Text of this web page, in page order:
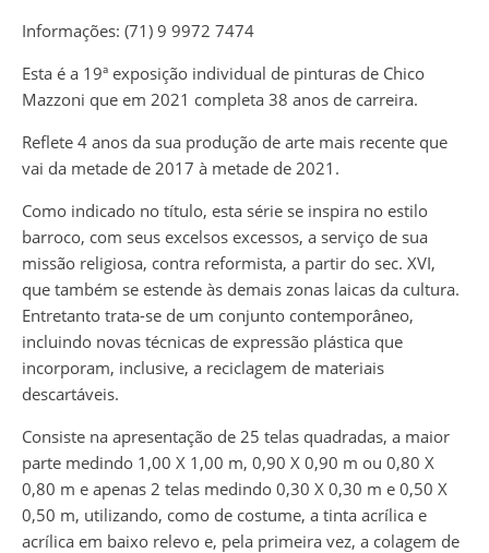
Informações: (71) 9 9972 7474
Esta é a 19ª exposição individual de pinturas de Chico
Mazzoni que em 2021 completa 38 anos de carreira.
Reflete 4 anos da sua produção de arte mais recente que
vai da metade de 2017 à metade de 2021.
Como indicado no título, esta série se inspira no estilo
barroco, com seus excelsos excessos, a serviço de sua
missão religiosa, contra reformista, a partir do sec. XVI,
que também se estende às demais zonas laicas da cultura.
Entretanto trata-se de um conjunto contemporâneo,
incluindo novas técnicas de expressão plástica que
incorporam, inclusive, a reciclagem de materiais
descartáveis.
Consiste na apresentação de 25 telas quadradas, a maior
parte medindo 1,00 X 1,00 m, 0,90 X 0,90 m ou 0,80 X
0,80 m e apenas 2 telas medindo 0,30 X 0,30 m e 0,50 X
0,50 m, utilizando, como de costume, a tinta acrílica e
acrílica em baixo relevo e, pela primeira vez, a colagem de